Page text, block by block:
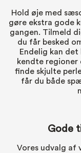
Hold øje med
gøre ekstra gode
gangen. Tilmeld
du får besked
Endelig kan
kendte regioner
finde skjulte
får du både
Gode
Vores udvalg af